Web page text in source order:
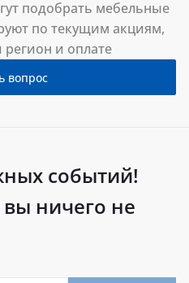
подобрать мебельные
по текущим акциям,
регион и оплате
вопрос
событий!
ничего не